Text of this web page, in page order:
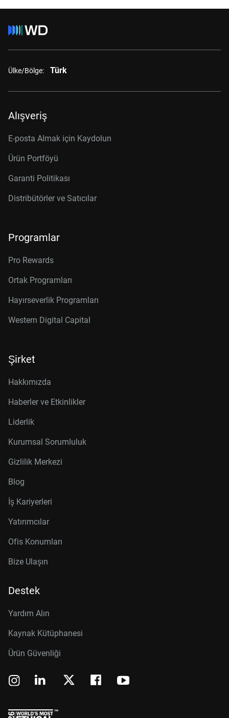
Ülke/Bölge: Türk
Alışveriş
E-posta Almak için Kaydolun
Ürün Portföyü
Garanti Politikası
Distribütörler ve Satıcılar
Programlar
Pro Rewards
Ortak Programları
Hayırseverlik Programları
Western Digital Capital
Şirket
Hakkımızda
Haberler ve Etkinlikler
Liderlik
Kurumsal Sorumluluk
Gizlilik Merkezi
Blog
İş Kariyerleri
Yatırımcılar
Ofis Konumları
Bize Ulaşın
Destek
Yardım Alın
Kaynak Kütüphanesi
Ürün Güvenliği